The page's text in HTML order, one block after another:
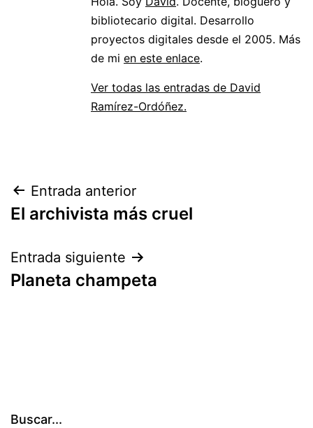
bibliotecario digital. Desarrollo
proyectos digitales desde el 2005. Más
de mi en este enlace.
Ver todas las entradas de David
Ramírez-Ordóñez.
Navegación
de
entradas
Entrada anterior
El archivista más cruel
Entrada siguiente
Planeta champeta
Buscar...